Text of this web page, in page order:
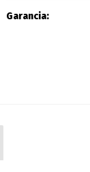
Garancia: